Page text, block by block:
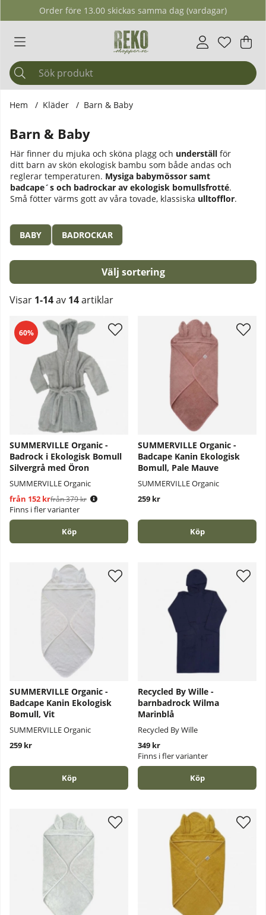
Order före 13.00 skickas samma dag (vardagar)
Antal i
. .
Hem Kläder Barn & Baby
Barn & Baby
Här finner du mjuka och sköna plagg och underställ för
ditt barn av skön ekologisk bambu som både andas och
reglerar temperaturen. Mysiga babymössor samt
badcape´s och badrockar av ekologisk bomullsfrotté.
Små fötter värms gott av våra tovade, klassiska ulltofflor.
BABY BADROCKAR
Sortera
Visar 1-14av 14artiklar
Produkter
60%
SUMMERVILLE Organic -
Badrock i Ekologisk Bomull
Silvergrå med Öron
SUMMERVILLE Organic
från 152 kr
Ordinarie pris:från 379 kr
Finns i fler varianter
Köp
SUMMERVILLE Organic -
Badcape Kanin Ekologisk
Bomull, Pale Mauve
SUMMERVILLE Organic
259 kr
Köp
SUMMERVILLE Organic -
Badcape Kanin Ekologisk
Bomull, Vit
SUMMERVILLE Organic
259 kr
Köp
Recycled By Wille -
barnbadrock Wilma
Marinblå
Recycled By Wille
349 kr
Finns i fler varianter
Köp